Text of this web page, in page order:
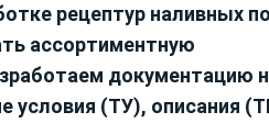
рецептур наливных
ассортиментную
документацию
условия (ТУ), описания